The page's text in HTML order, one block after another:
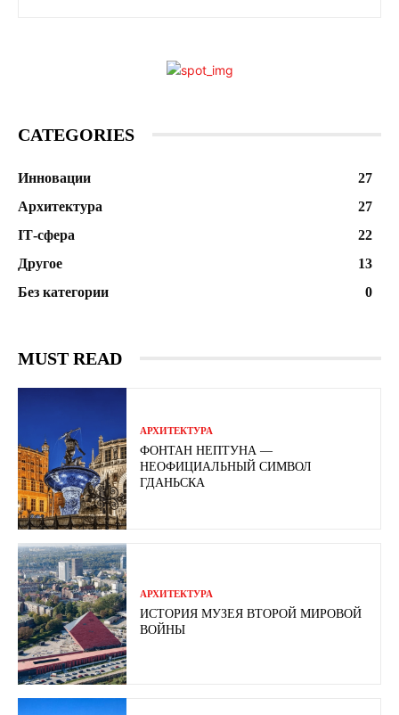
CATEGORIES
Инновации
27
Архитектура
27
ІТ-сфера
22
Другое
13
Без категории
0
MUST READ
АРХИТЕКТУРА
ФОНТАН НЕПТУНА —
НЕОФИЦИАЛЬНЫЙ СИМВОЛ
ГДАНЬСКА
АРХИТЕКТУРА
ИСТОРИЯ МУЗЕЯ ВТОРОЙ МИРОВОЙ
ВОЙНЫ